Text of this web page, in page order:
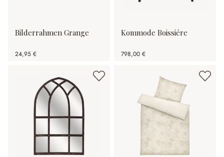
Bilderrahmen Grange
24,95 €
Kommode Boissiére
798,00 €